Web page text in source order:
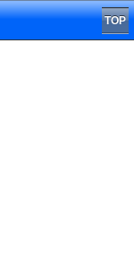
TOP